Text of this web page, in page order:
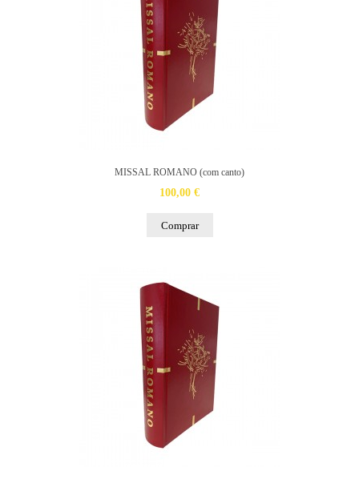
MISSAL ROMANO (com canto)
100,00 €
Comprar